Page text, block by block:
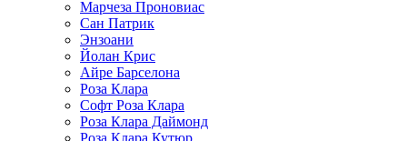
Марчеза Проновиас
Сан Патрик
Энзоани
Йолан Крис
Айре Барселона
Роза Клара
Софт Роза Клара
Роза Клара Даймонд
Роза Клара Кутюр